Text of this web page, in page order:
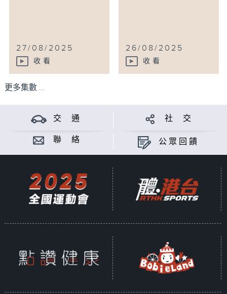
27/08/2025
收看
26/08/2025
收看
更多集數 ...
交 通 社 交
聯 絡 公眾回饋